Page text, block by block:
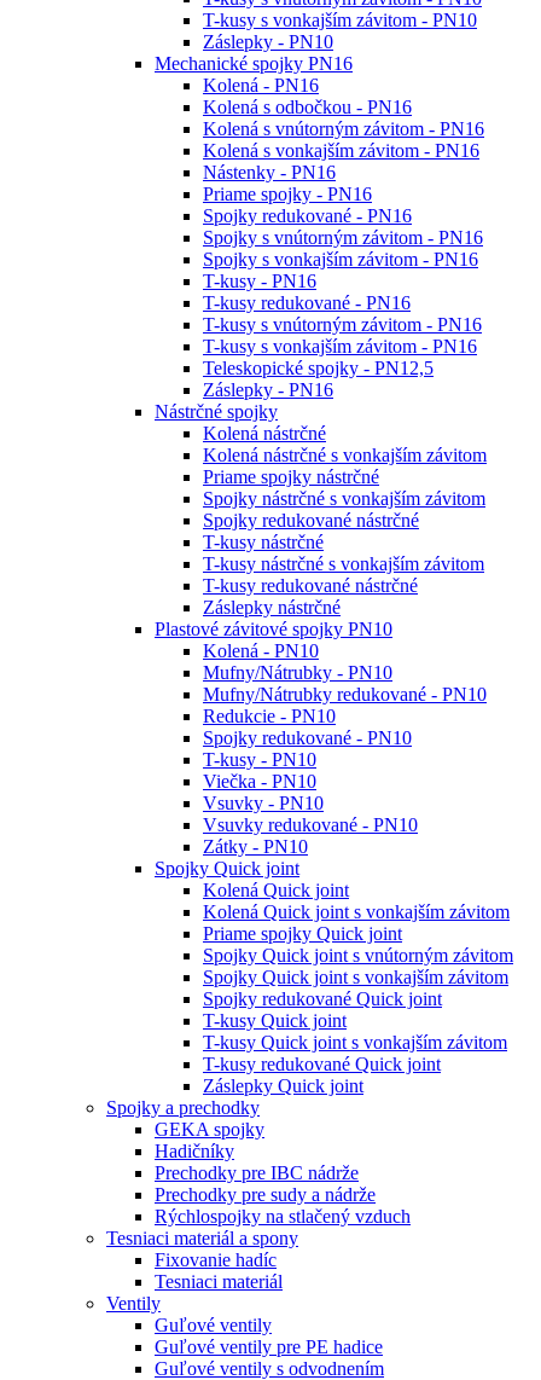
T-kusy s vonkajším závitom - PN10
Záslepky - PN10
Mechanické spojky PN16
Kolená - PN16
Kolená s odbočkou - PN16
Kolená s vnútorným závitom - PN16
Kolená s vonkajším závitom - PN16
Nástenky - PN16
Priame spojky - PN16
Spojky redukované - PN16
Spojky s vnútorným závitom - PN16
Spojky s vonkajším závitom - PN16
T-kusy - PN16
T-kusy redukované - PN16
T-kusy s vnútorným závitom - PN16
T-kusy s vonkajším závitom - PN16
Teleskopické spojky - PN12,5
Záslepky - PN16
Nástrčné spojky
Kolená nástrčné
Kolená nástrčné s vonkajším závitom
Priame spojky nástrčné
Spojky nástrčné s vonkajším závitom
Spojky redukované nástrčné
T-kusy nástrčné
T-kusy nástrčné s vonkajším závitom
T-kusy redukované nástrčné
Záslepky nástrčné
Plastové závitové spojky PN10
Kolená - PN10
Mufny/Nátrubky - PN10
Mufny/Nátrubky redukované - PN10
Redukcie - PN10
Spojky redukované - PN10
T-kusy - PN10
Viečka - PN10
Vsuvky - PN10
Vsuvky redukované - PN10
Zátky - PN10
Spojky Quick joint
Kolená Quick joint
Kolená Quick joint s vonkajším závitom
Priame spojky Quick joint
Spojky Quick joint s vnútorným závitom
Spojky Quick joint s vonkajším závitom
Spojky redukované Quick joint
T-kusy Quick joint
T-kusy Quick joint s vonkajším závitom
T-kusy redukované Quick joint
Záslepky Quick joint
Spojky a prechodky
GEKA spojky
Hadičníky
Prechodky pre IBC nádrže
Prechodky pre sudy a nádrže
Rýchlospojky na stlačený vzduch
Tesniaci materiál a spony
Fixovanie hadíc
Tesniaci materiál
Ventily
Guľové ventily
Guľové ventily pre PE hadice
Guľové ventily s odvodnením